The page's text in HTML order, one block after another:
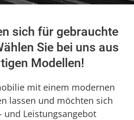
sich für gebrauchte
Sie bei uns aus
Modellen!
mit einem modernen
lassen und möchten sich
und Leistungsangebot